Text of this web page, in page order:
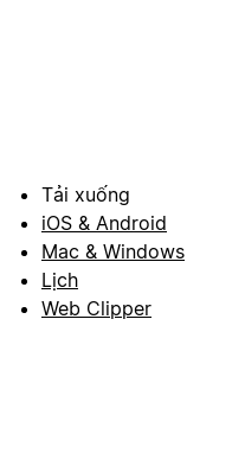
Tải xuống
iOS & Android
Mac & Windows
Lịch
Web Clipper